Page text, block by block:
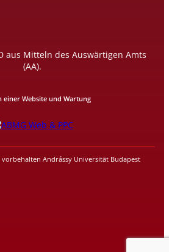
aus Mitteln des Auswärtigen Amts
(AA).
vorbehalten Andrássy Universität Budapest
einer Website und Wartung